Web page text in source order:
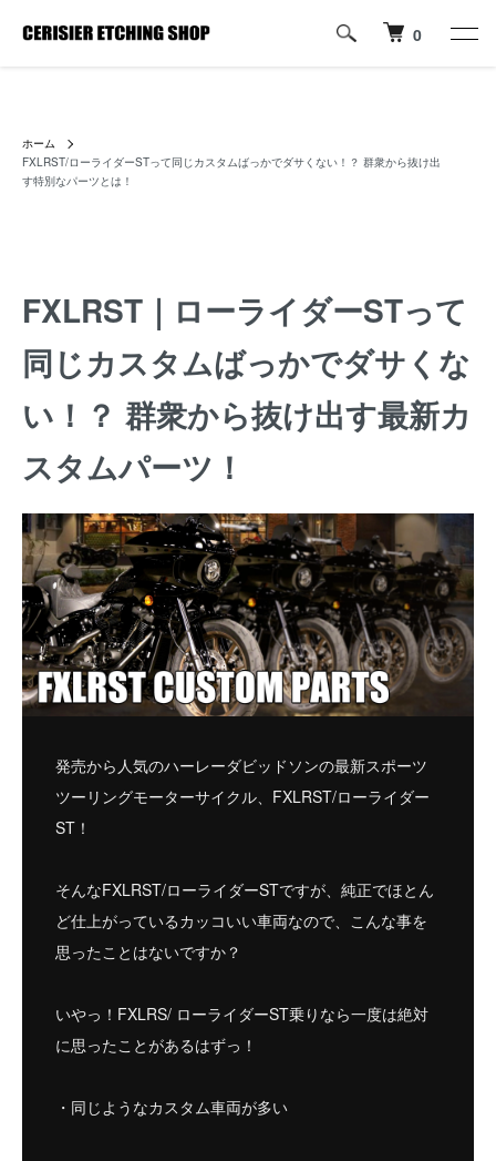
0
ホーム
FXLRST/ローライダーSTって同じカスタムばっかでダサくない！？ 群衆から抜け出
す特別なパーツとは！
FXLRST｜ローライダーSTって
同じカスタムばっかでダサくな
い！？ 群衆から抜け出す最新カ
スタムパーツ！
発売から人気のハーレーダビッドソンの最新スポーツ
ツーリングモーターサイクル、FXLRST/ローライダー
ST！
そんなFXLRST/ローライダーSTですが、純正でほとん
ど仕上がっているカッコいい車両なので、こんな事を
思ったことはないですか？
いやっ！FXLRS/ ローライダーST乗りなら一度は絶対
に思ったことがあるはずっ！
・同じようなカスタム車両が多い